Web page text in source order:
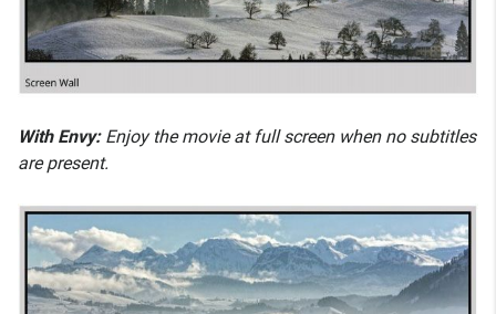
With Envy:Enjoy the movie at full screen when no subtitles
are present.